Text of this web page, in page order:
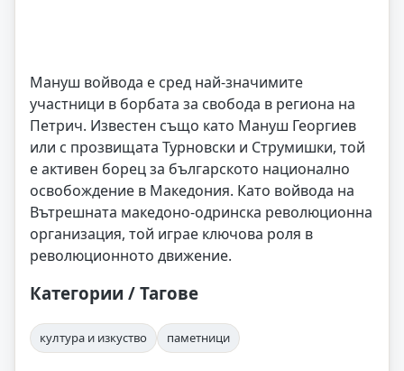
Мануш войвода е сред най-значимите
участници в борбата за свобода в региона на
Петрич. Известен също като Мануш Георгиев
или с прозвищата Турновски и Струмишки, той
е активен борец за българското национално
освобождение в Македония. Като войвода на
Вътрешната македоно-одринска революционна
организация, той играе ключова роля в
революционното движение.
Категории / Тагове
култура и изкуство паметници